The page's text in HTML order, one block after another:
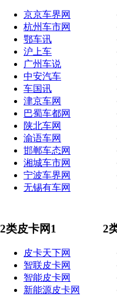
京京车界网
杭州车市网
鄂车讯
沪上车
广州车说
中安汽车
车国讯
津京车网
巴蜀车都网
陕北车网
渝语车网
邯郸车态网
湘城车市网
宁波车界网
无锡有车网
2类皮卡网1
皮卡天下网
智联皮卡网
智能皮卡网
新能源皮卡网
2